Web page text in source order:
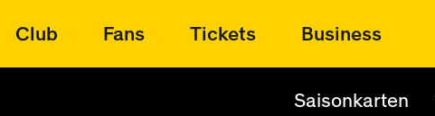
Club Fans Tickets Business
Saisonkarten